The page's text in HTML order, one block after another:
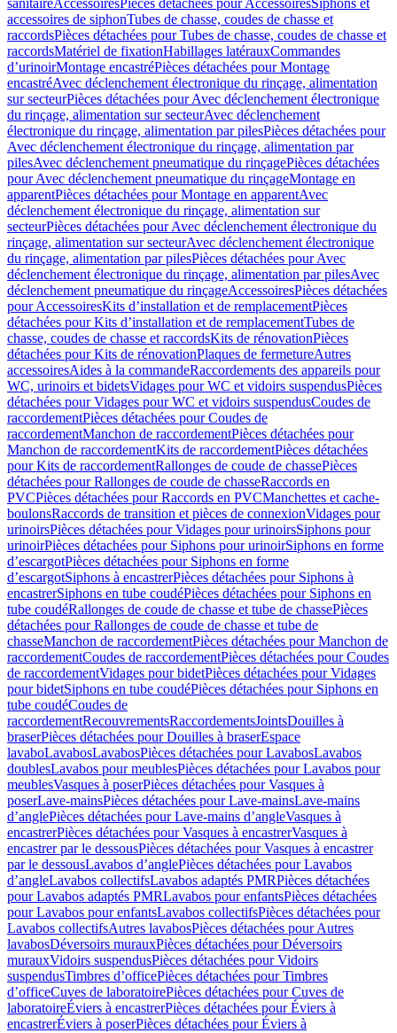
sanitaireAccessoiresPièces détachées pour AccessoiresSiphons et
accessoires de siphonTubes de chasse, coudes de chasse et
raccordsPièces détachées pour Tubes de chasse, coudes de chasse et
raccordsMatériel de fixationHabillages latérauxCommandes
dʼurinoirMontage encastréPièces détachées pour Montage
encastréAvec déclenchement électronique du rinçage, alimentation
sur secteurPièces détachées pour Avec déclenchement électronique
du rinçage, alimentation sur secteurAvec déclenchement
électronique du rinçage, alimentation par pilesPièces détachées pour
Avec déclenchement électronique du rinçage, alimentation par
pilesAvec déclenchement pneumatique du rinçagePièces détachées
pour Avec déclenchement pneumatique du rinçageMontage en
apparentPièces détachées pour Montage en apparentAvec
déclenchement électronique du rinçage, alimentation sur
secteurPièces détachées pour Avec déclenchement électronique du
rinçage, alimentation sur secteurAvec déclenchement électronique
du rinçage, alimentation par pilesPièces détachées pour Avec
déclenchement électronique du rinçage, alimentation par pilesAvec
déclenchement pneumatique du rinçageAccessoiresPièces détachées
pour AccessoiresKits d’installation et de remplacementPièces
détachées pour Kits d’installation et de remplacementTubes de
chasse, coudes de chasse et raccordsKits de rénovationPièces
détachées pour Kits de rénovationPlaques de fermetureAutres
accessoiresAides à la commandeRaccordements des appareils pour
WC, urinoirs et bidetsVidages pour WC et vidoirs suspendusPièces
détachées pour Vidages pour WC et vidoirs suspendusCoudes de
raccordementPièces détachées pour Coudes de
raccordementManchon de raccordementPièces détachées pour
Manchon de raccordementKits de raccordementPièces détachées
pour Kits de raccordementRallonges de coude de chassePièces
détachées pour Rallonges de coude de chasseRaccords en
PVCPièces détachées pour Raccords en PVCManchettes et cache-
boulonsRaccords de transition et pièces de connexionVidages pour
urinoirsPièces détachées pour Vidages pour urinoirsSiphons pour
urinoirPièces détachées pour Siphons pour urinoirSiphons en forme
d’escargotPièces détachées pour Siphons en forme
d’escargotSiphons à encastrerPièces détachées pour Siphons à
encastrerSiphons en tube coudéPièces détachées pour Siphons en
tube coudéRallonges de coude de chasse et tube de chassePièces
détachées pour Rallonges de coude de chasse et tube de
chasseManchon de raccordementPièces détachées pour Manchon de
raccordementCoudes de raccordementPièces détachées pour Coudes
de raccordementVidages pour bidetPièces détachées pour Vidages
pour bidetSiphons en tube coudéPièces détachées pour Siphons en
tube coudéCoudes de
raccordementRecouvrementsRaccordementsJointsDouilles à
braserPièces détachées pour Douilles à braserEspace
lavaboLavabosLavabosPièces détachées pour LavabosLavabos
doublesLavabos pour meublesPièces détachées pour Lavabos pour
meublesVasques à poserPièces détachées pour Vasques à
poserLave-mainsPièces détachées pour Lave-mainsLave-mains
d’anglePièces détachées pour Lave-mains d’angleVasques à
encastrerPièces détachées pour Vasques à encastrerVasques à
encastrer par le dessousPièces détachées pour Vasques à encastrer
par le dessousLavabos d’anglePièces détachées pour Lavabos
d’angleLavabos collectifsLavabos adaptés PMRPièces détachées
pour Lavabos adaptés PMRLavabos pour enfantsPièces détachées
pour Lavabos pour enfantsLavabos collectifsPièces détachées pour
Lavabos collectifsAutres lavabosPièces détachées pour Autres
lavabosDéversoirs murauxPièces détachées pour Déversoirs
murauxVidoirs suspendusPièces détachées pour Vidoirs
suspendusTimbres dʼofficePièces détachées pour Timbres
dʼofficeCuves de laboratoirePièces détachées pour Cuves de
laboratoireÉviers à encastrerPièces détachées pour Éviers à
encastrerÉviers à poserPièces détachées pour Éviers à